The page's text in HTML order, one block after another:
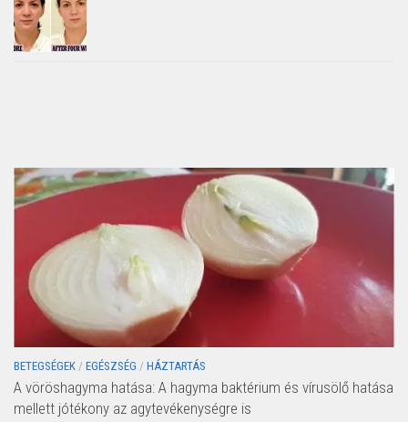
BETEGSÉGEK / EGÉSZSÉG / HÁZTARTÁS
A vöröshagyma hatása: A hagyma baktérium és vírusölő hatása
mellett jótékony az agytevékenységre is